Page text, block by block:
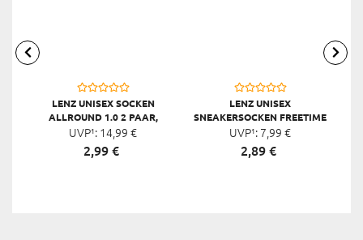
LENZ UNISEX SOCKEN
ALLROUND 1.0 2 PAAR,
SCHWARZ
UVP¹: 14,99 €
2,99 €
LENZ UNISEX
SNEAKERSOCKEN FREETIME
1.2, SCHWARZ
UVP¹: 7,99 €
2,89 €